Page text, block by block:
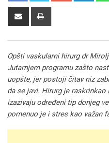
Share
Opšti vaskularni hirurg dr
Jutarnjem programu zašto
uopšte, jer postoji čitav niz
da se javi. Hirurg je
izazivaju određeni tip donjeg
pomenuo je i stres kao važan